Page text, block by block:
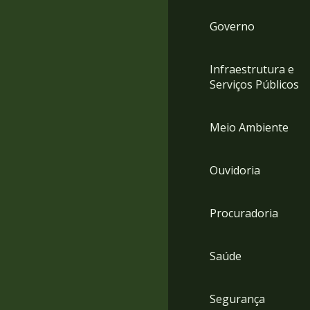
Governo
Infraestrutura e
Serviços Públicos
Meio Ambiente
Ouvidoria
Procuradoria
Saúde
Segurança